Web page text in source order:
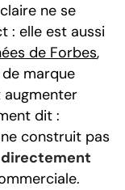
ne se
: elle est aussi
de Forbes,
marque
dit :
construit pas